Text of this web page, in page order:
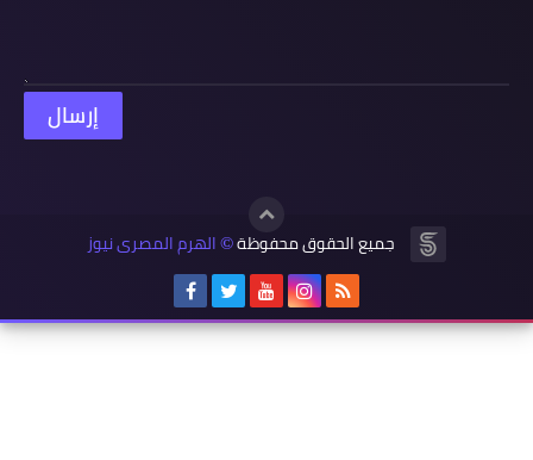
جميع الحقوق محفوظة© الهرم المصرى نيوز